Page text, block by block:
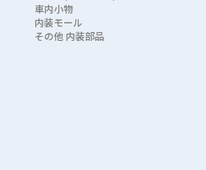
車内小物
内装モール
その他 内装部品